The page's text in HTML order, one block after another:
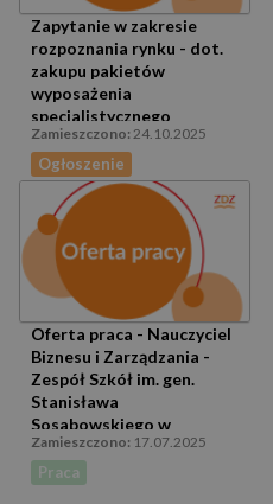
Zapytanie w zakresie
rozpoznania rynku - dot.
zakupu pakietów
wyposażenia
specjalistycznego
24.10.2025
Ogłoszenie
Oferta praca - Nauczyciel
Biznesu i Zarządzania -
Zespół Szkół im. gen.
Stanisława
Sosabowskiego w
Bielsku-Białej ZDZ w
Katowicach
17.07.2025
Praca